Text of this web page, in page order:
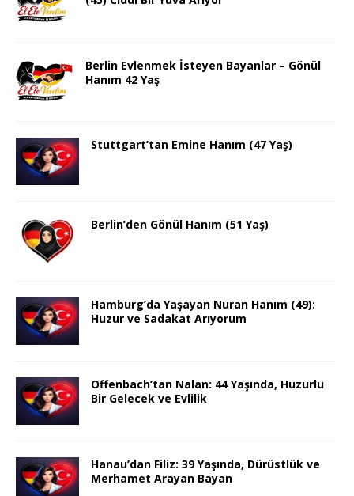
Berlin Evlenmek İsteyen Bayanlar – Gönül
Hanım 42 Yaş
Stuttgart’tan Emine Hanım (47 Yaş)
Berlin’den Gönül Hanım (51 Yaş)
Hamburg’da Yaşayan Nuran Hanım (49):
Huzur ve Sadakat Arıyorum
Offenbach’tan Nalan: 44 Yaşında, Huzurlu
Bir Gelecek ve Evlilik
Hanau’dan Filiz: 39 Yaşında, Dürüstlük ve
Merhamet Arayan Bayan